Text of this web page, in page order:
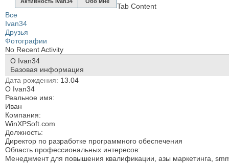
Tab Content
Все
Ivan34
Друзья
Фотографии
No Recent Activity
О Ivan34
Базовая информация
Дата рождения
13.04
О Ivan34
Реальное имя:
Иван
Компания:
WinXPSoft.com
Должность:
Директор по разработке программного обеспечения
Область профессиональных интересов:
Менеджмент для повышения квалификации, азы маркетинга,